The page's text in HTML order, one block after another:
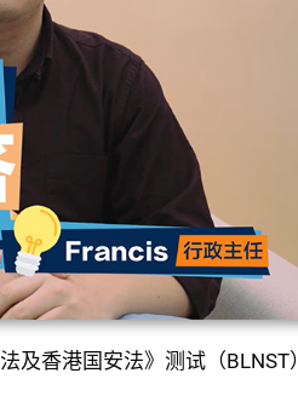
香港国安法》测试（BLNST）